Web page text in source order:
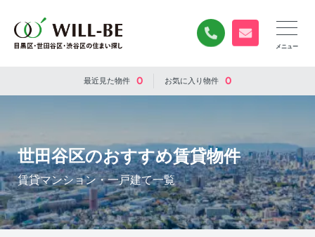
0120-840-834
無料お問い合
最近見た物件 0 お気に入り物件 0
世田谷区のおすすめ賃貸物件
賃貸マンション・一戸建て一覧